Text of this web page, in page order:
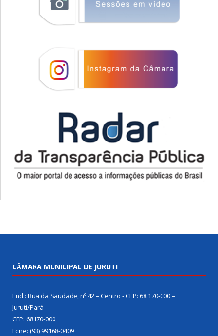
CÂMARA MUNICIPAL DE JURUTI
End.: Rua da Saudade, nº 42 – Centro - CEP: 68.170-000 –
Juruti/Pará
CEP: 68170-000
Fone: (93) 99168-0409